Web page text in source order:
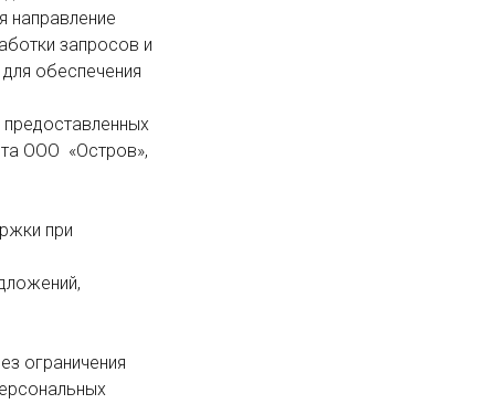
направление
запросов и
обеспечения
ООО  «Остров»,